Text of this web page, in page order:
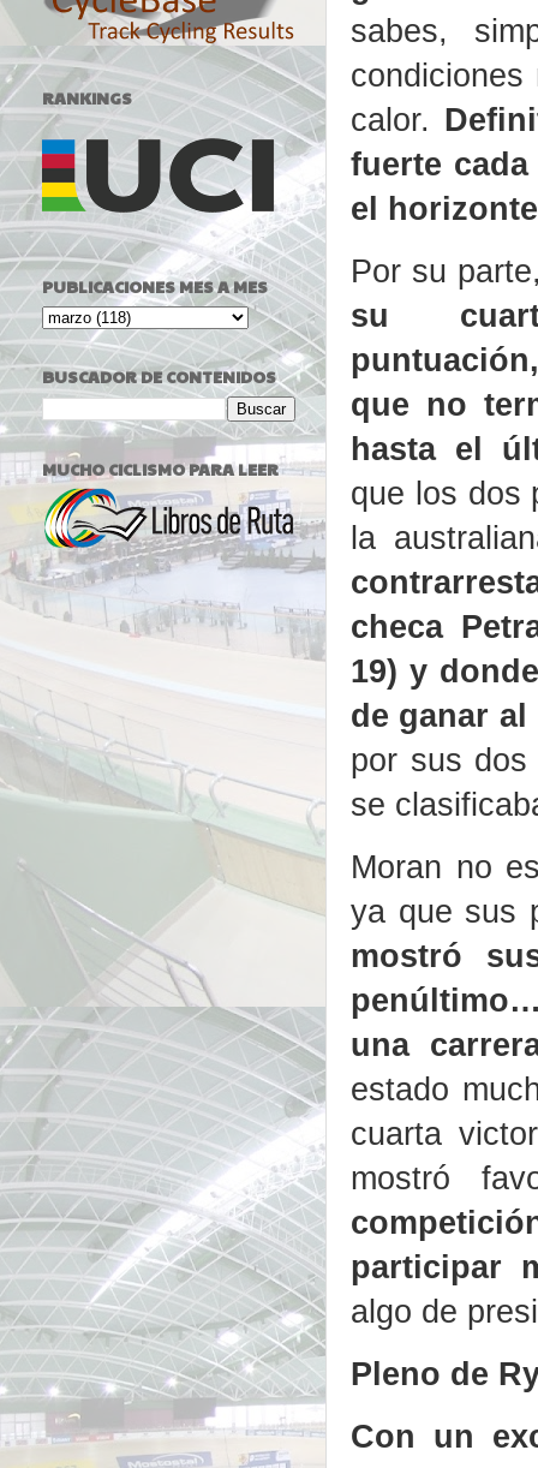
sabes,
calor.
fuerte
el horizonte
Por su
su
que no
hasta el
que los dos
la
checa
19) y
de ganar
por sus
se
Moran no
ya que sus
mostró
una
estado
cuarta
mostró
participar
algo de
Pleno de
Con un
RANKINGS
PUBLICACIONES MES A MES
BUSCADOR DE CONTENIDOS
MUCHO CICLISMO PARA LEER